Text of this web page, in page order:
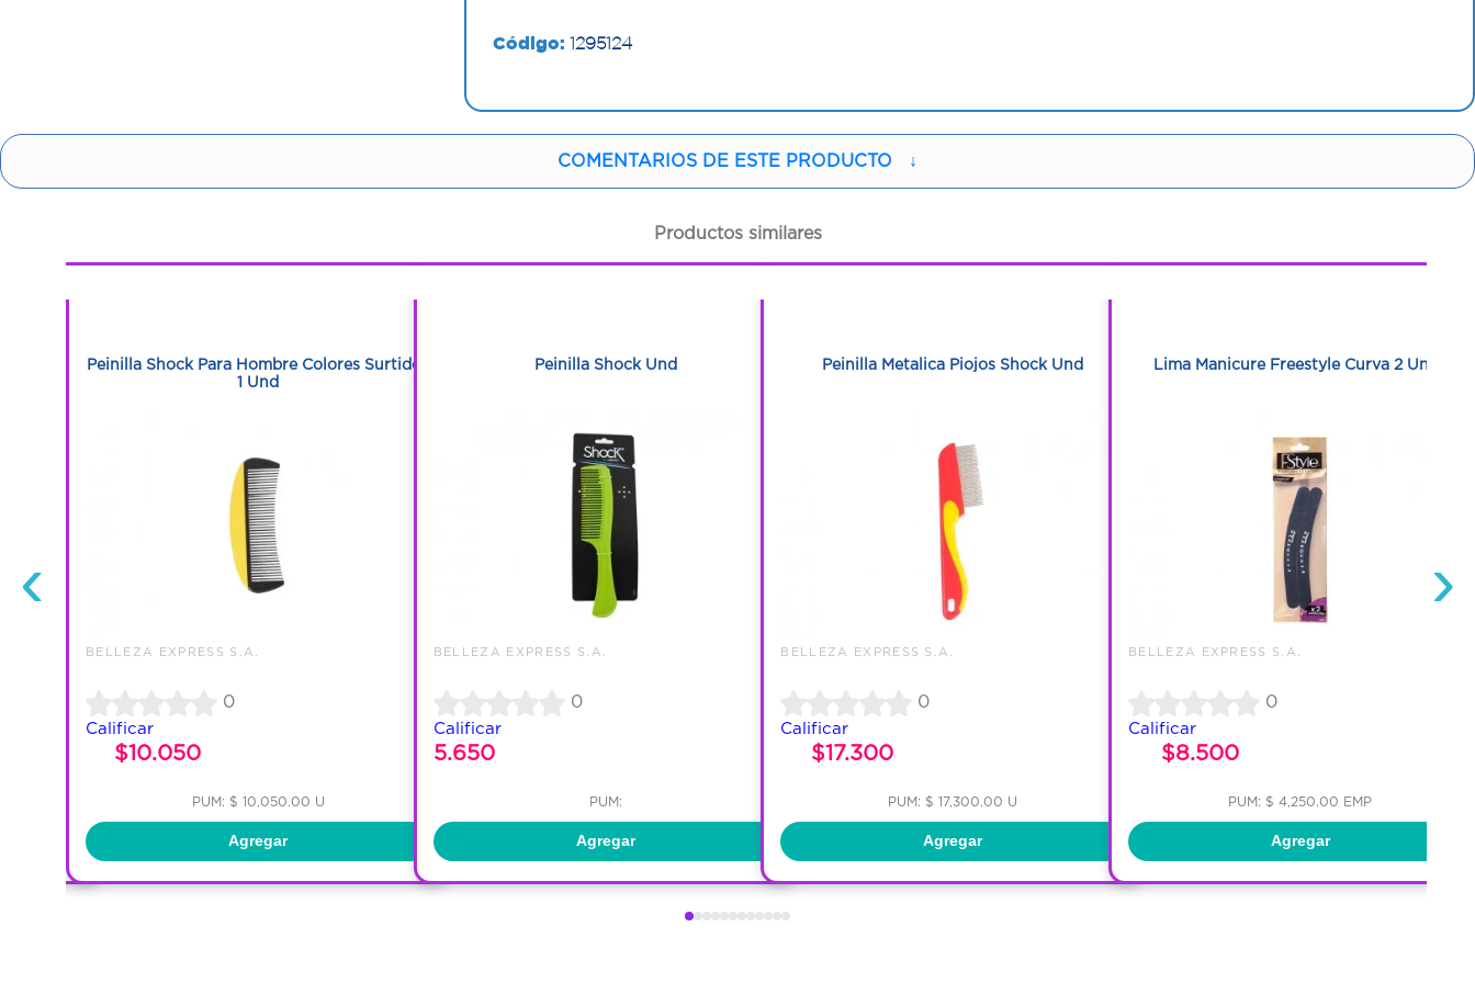
Código: 1295124
COMENTARIOS DE ESTE PRODUCTO ↓
Productos similares
‹
Peinilla Shock Para Hombre Colores Surtidos
1 Und
BELLEZA EXPRESS S.A.
0
Calificar
$10.050
PUM: $ 10,050.00 U
Agregar
Peinilla Shock Und
BELLEZA EXPRESS S.A.
0
Calificar
5.650
PUM:
Agregar
Peinilla Metalica Piojos Shock Und
BELLEZA EXPRESS S.A.
0
Calificar
$17.300
PUM: $ 17,300.00 U
Agregar
Lima Manicure Freestyle Curva 2 Unds
BELLEZA EXPRESS S.A.
0
Calificar
$8.500
PUM: $ 4,250.00 EMP
Agregar
›